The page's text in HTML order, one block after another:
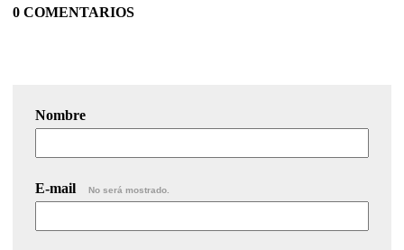
0 COMENTARIOS
Nombre
E-mail No será mostrado.